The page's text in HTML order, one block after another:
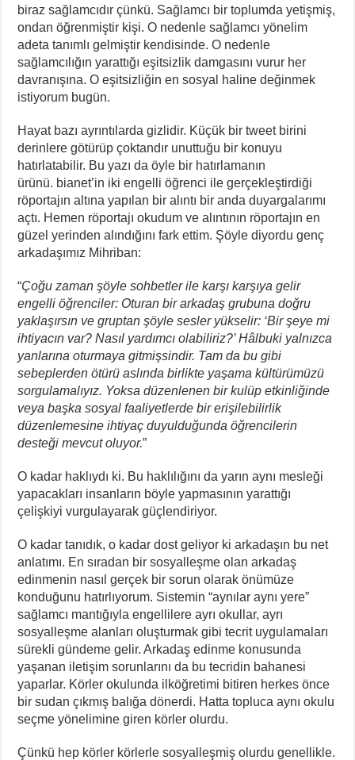
biraz sağlamcıdır çünkü. Sağlamcı bir toplumda yetişmiş,
ondan öğrenmiştir kişi. O nedenle sağlamcı yönelim
adeta tanımlı gelmiştir kendisinde. O nedenle
sağlamcılığın yarattığı eşitsizlik damgasını vurur her
davranışına. O eşitsizliğin en sosyal haline değinmek
istiyorum bugün.
Hayat bazı ayrıntılarda gizlidir. Küçük bir tweet birini
derinlere götürüp çoktandır unuttuğu bir konuyu
hatırlatabilir. Bu yazı da öyle bir hatırlamanın
ürünü. bianet’in iki engelli öğrenci ile gerçekleştirdiği
röportajın altına yapılan bir alıntı bir anda duyargalarımı
açtı. Hemen röportajı okudum ve alıntının röportajın en
güzel yerinden alındığını fark ettim. Şöyle diyordu genç
arkadaşımız Mihriban:
“Çoğu zaman şöyle sohbetler ile karşı karşıya gelir
engelli öğrenciler: Oturan bir arkadaş grubuna doğru
yaklaşırsın ve gruptan şöyle sesler yükselir: ‘Bir şeye mi
ihtiyacın var? Nasıl yardımcı olabiliriz?’ Hâlbuki yalnızca
yanlarına oturmaya gitmişsindir. Tam da bu gibi
sebeplerden ötürü aslında birlikte yaşama kültürümüzü
sorgulamalıyız. Yoksa düzenlenen bir kulüp etkinliğinde
veya başka sosyal faaliyetlerde bir erişilebilirlik
düzenlemesine ihtiyaç duyulduğunda öğrencilerin
desteği mevcut oluyor.”
O kadar haklıydı ki. Bu haklılığını da yarın aynı mesleği
yapacakları insanların böyle yapmasının yarattığı
çelişkiyi vurgulayarak güçlendiriyor.
O kadar tanıdık, o kadar dost geliyor ki arkadaşın bu net
anlatımı. En sıradan bir sosyalleşme olan arkadaş
edinmenin nasıl gerçek bir sorun olarak önümüze
konduğunu hatırlıyorum. Sistemin “aynılar aynı yere”
sağlamcı mantığıyla engellilere ayrı okullar, ayrı
sosyalleşme alanları oluşturmak gibi tecrit uygulamaları
sürekli gündeme gelir. Arkadaş edinme konusunda
yaşanan iletişim sorunlarını da bu tecridin bahanesi
yaparlar. Körler okulunda ilköğretimi bitiren herkes önce
bir sudan çıkmış balığa dönerdi. Hatta topluca aynı okulu
seçme yönelimine giren körler olurdu.
Çünkü hep körler körlerle sosyalleşmiş olurdu genellikle.